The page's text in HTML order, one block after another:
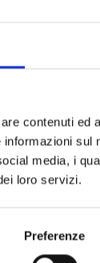
contenuti ed
media, i
loro servizi.
Preferenze